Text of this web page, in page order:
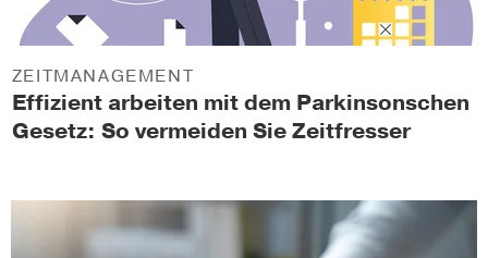
Effizient arbeiten mit dem Parkinsonschen
Gesetz: So vermeiden Sie Zeitfresser
ZEITMANAGEMENT